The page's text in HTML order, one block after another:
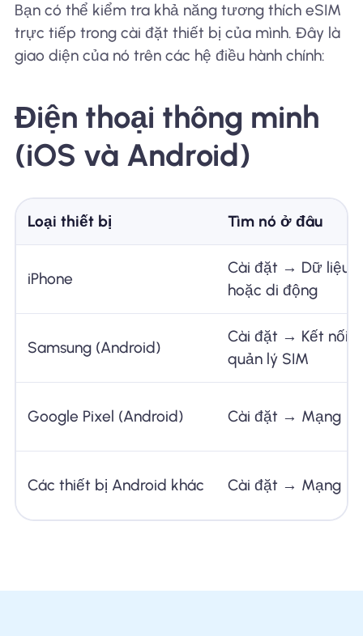
Bạn có thể kiểm tra khả năng tương thích eSIM
trực tiếp trong cài đặt thiết bị của mình. Đây là
giao diện của nó trên các hệ điều hành chính:
Điện thoại thông minh
(iOS và Android)
Loại thiết bị Tìm nó ở đâu
iPhone
Cài đặt → Dữ liệu
hoặc di động
Samsung (Android)
Cài đặt → Kết nối
quản lý SIM
Google Pixel (Android) Cài đặt → Mạng
Các thiết bị Android khác Cài đặt → Mạng